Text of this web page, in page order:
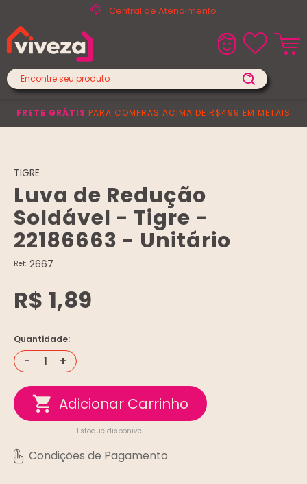
Central de Atendimento
FRETE GRÁTIS PARA COMPRAS ACIMA DE R$499 EM METAIS
TIGRE
Luva de Redução
Soldável - Tigre -
22186663 - Unitário
Ref: 2667
R$ 1,89
Quantidade:
- +
Estoque disponível